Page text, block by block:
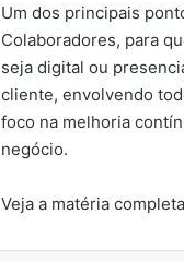
Um dos principais
Colaboradores, para
seja digital ou
cliente, envolvendo
foco na melhoria
negócio.
Veja a matéria completa